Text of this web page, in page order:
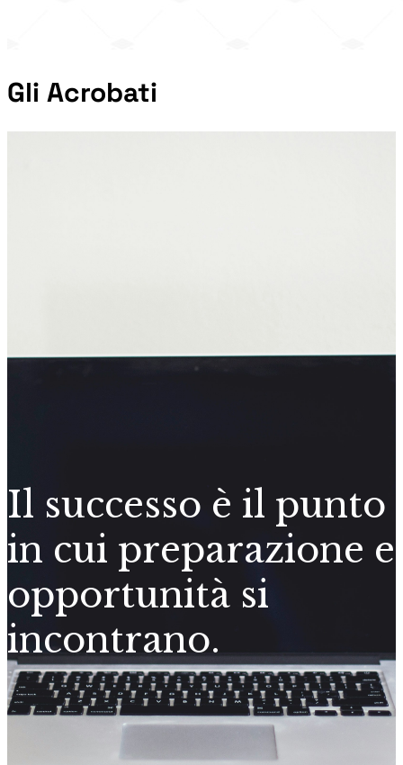
Gli Acrobati
Il successo è il punto
in cui preparazione e
opportunità si
incontrano.